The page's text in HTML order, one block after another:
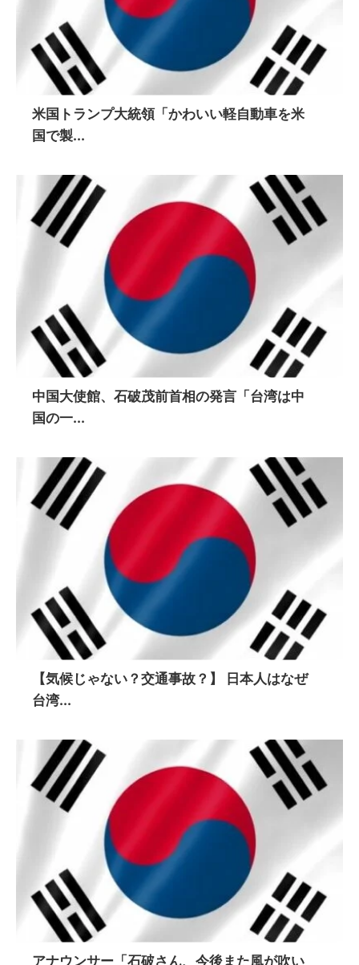
米国トランプ大統領「かわいい軽自動車を米
国で製...
中国大使館、石破茂前首相の発言「台湾は中
国の一...
【気候じゃない？交通事故？】 日本人はなぜ
台湾...
アナウンサー「石破さん、今後また風が吹い